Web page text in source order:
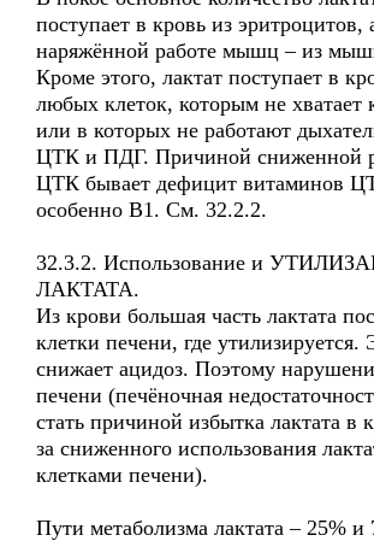
поступает в кровь из эритроцитов,
наряжённой работе мышц – из
Кроме этого, лактат поступает в
любых клеток, которым не хватает
или в которых не работают
ЦТК и ПДГ. Причиной сниженной
ЦТК бывает дефицит витаминов
особенно В1. См. 32.2.2.
32.3.2. Использование и
ЛАКТАТА.
Из крови большая часть лактата
клетки печени, где утилизируется.
снижает ацидоз. Поэтому
печени (печёночная
стать причиной избытка лактата в
за сниженного использования
клетками печени).
Пути метаболизма лактата – 25% и